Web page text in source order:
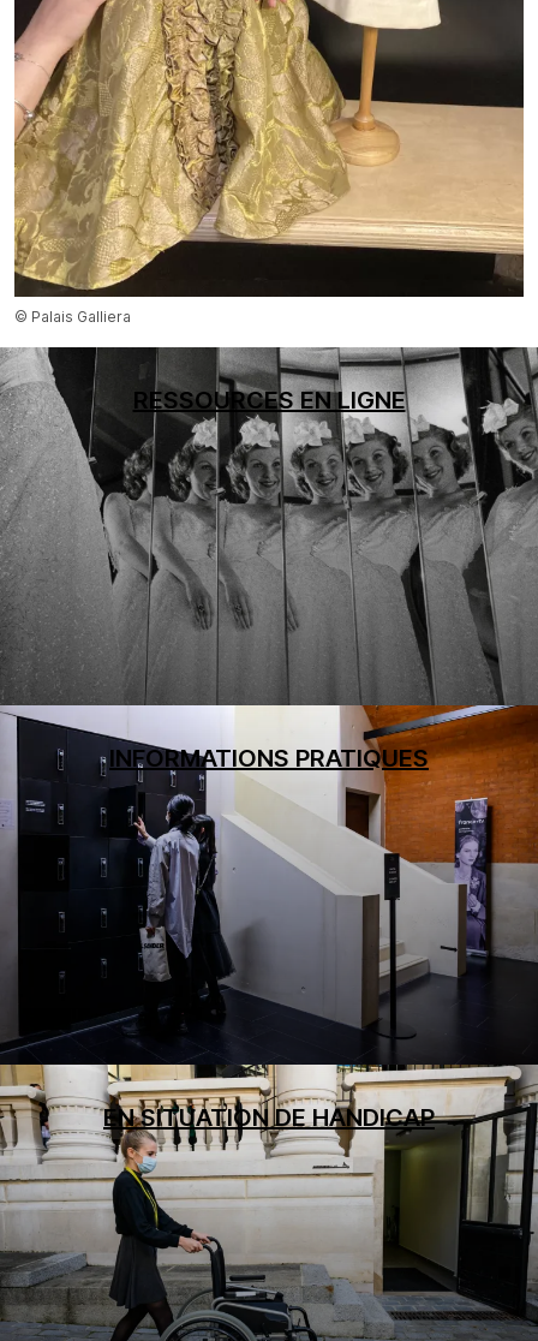
© Palais Galliera
RESSOURCES EN LIGNE
INFORMATIONS PRATIQUES
EN SITUATION DE HANDICAP